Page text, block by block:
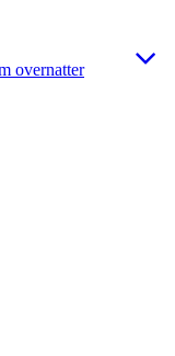
overnatter